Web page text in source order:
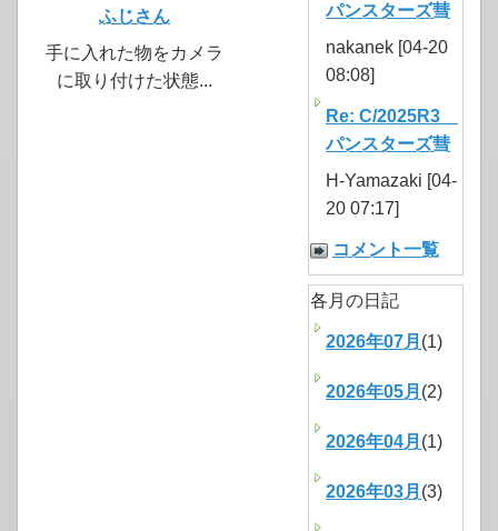
ふじさん
手に入れた物をカメラ
に取り付けた状態...
パンスターズ彗
nakanek [04-20
08:08]
Re: C/2025R3
パンスターズ彗
H-Yamazaki [04-
20 07:17]
コメント一覧
各月の日記
2026年07月 (1)
2026年05月 (2)
2026年04月 (1)
2026年03月 (3)